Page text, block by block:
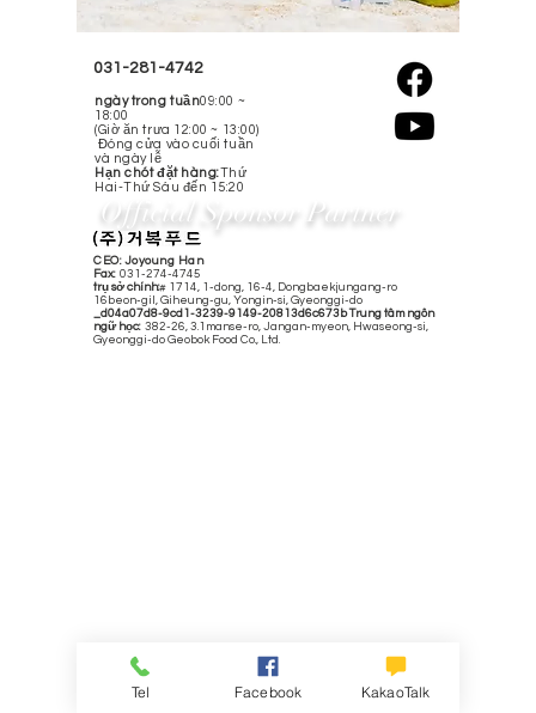
Official Sponsor Partner
031-281-4742
ngày trong tuần09:00 ~
18:00
(Giờ ăn trưa 12:00 ~ 13:00)
​ Đóng cửa vào cuối tuần
và ngày lễ
Hạn chót đặt hàng:Thứ
Hai-Thứ Sáu đến 15:20
CEO:Joyoung Han
​Fax: 031-274-4745
trụ sở chính:# 1714, 1-dong, 16-4, Dongbaekjungang-ro
16beon-gil, Giheung-gu, Yongin-si, Gyeonggi-do
_d04a07d8-9cd1-3239-9149-20813d6c673b Trung tâm ngôn
ngữ học:382-26, 3.1manse-ro, Jangan-myeon, Hwaseong-si,
Gyeonggi-do Geobok Food Co., Ltd.
Tel Facebook KakaoTalk